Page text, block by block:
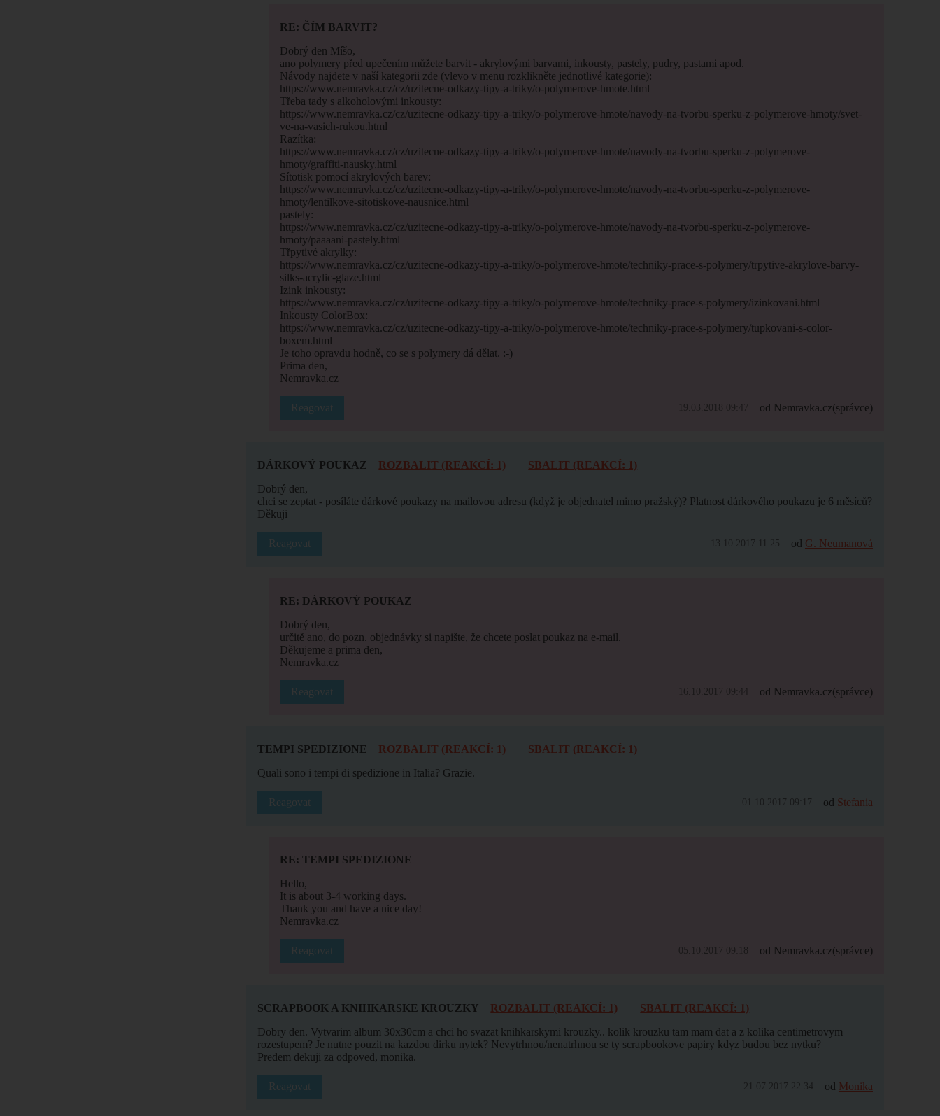
RE: ČÍM BARVIT?
Dobrý den Míšo,
ano polymery před upečením můžete barvit - akrylovými barvami, inkousty, pastely, pudry, pastami apod.
Návody najdete v naší kategorii zde (vlevo v menu rozklikněte jednotlivé kategorie):
https://www.nemravka.cz/cz/uzitecne-odkazy-tipy-a-triky/o-polymerove-hmote.html
Třeba tady s alkoholovými inkousty:
https://www.nemravka.cz/cz/uzitecne-odkazy-tipy-a-triky/o-polymerove-hmote/navody-na-tvorbu-sperku-z-polymerove-hmoty/svet-
ve-na-vasich-rukou.html
Razítka:
https://www.nemravka.cz/cz/uzitecne-odkazy-tipy-a-triky/o-polymerove-hmote/navody-na-tvorbu-sperku-z-polymerove-
hmoty/graffiti-nausky.html
Sítotisk pomocí akrylových barev:
https://www.nemravka.cz/cz/uzitecne-odkazy-tipy-a-triky/o-polymerove-hmote/navody-na-tvorbu-sperku-z-polymerove-
hmoty/lentilkove-sitotiskove-nausnice.html
pastely:
https://www.nemravka.cz/cz/uzitecne-odkazy-tipy-a-triky/o-polymerove-hmote/navody-na-tvorbu-sperku-z-polymerove-
hmoty/paaaani-pastely.html
Třpytivé akrylky:
https://www.nemravka.cz/cz/uzitecne-odkazy-tipy-a-triky/o-polymerove-hmote/techniky-prace-s-polymery/trpytive-akrylove-barvy-
silks-acrylic-glaze.html
Izink inkousty:
https://www.nemravka.cz/cz/uzitecne-odkazy-tipy-a-triky/o-polymerove-hmote/techniky-prace-s-polymery/izinkovani.html
Inkousty ColorBox:
https://www.nemravka.cz/cz/uzitecne-odkazy-tipy-a-triky/o-polymerove-hmote/techniky-prace-s-polymery/tupkovani-s-color-
boxem.html
Je toho opravdu hodně, co se s polymery dá dělat. :-)
Prima den,
Nemravka.cz
Reagovat 19.03.2018 09:47 od Nemravka.cz(správce)
DÁRKOVÝ POUKAZ ROZBALIT (REAKCÍ: 1)
SBALIT (REAKCÍ: 1)
Dobrý den,
chci se zeptat - posíláte dárkové poukazy na mailovou adresu (když je objednatel mimo pražský)? Platnost dárkového poukazu je 6 měsíců?
Děkuji
Reagovat 13.10.2017 11:25 od G. Neumanová
RE: DÁRKOVÝ POUKAZ
Dobrý den,
určitě ano, do pozn. objednávky si napište, že chcete poslat poukaz na e-mail.
Děkujeme a prima den,
Nemravka.cz
Reagovat 16.10.2017 09:44 od Nemravka.cz(správce)
TEMPI SPEDIZIONE ROZBALIT (REAKCÍ: 1)
SBALIT (REAKCÍ: 1)
Quali sono i tempi di spedizione in Italia? Grazie.
Reagovat 01.10.2017 09:17 od Stefania
RE: TEMPI SPEDIZIONE
Hello,
It is about 3-4 working days.
Thank you and have a nice day!
Nemravka.cz
Reagovat 05.10.2017 09:18 od Nemravka.cz(správce)
SCRAPBOOK A KNIHKARSKE KROUZKY ROZBALIT (REAKCÍ: 1)
SBALIT (REAKCÍ: 1)
Dobry den. Vytvarim album 30x30cm a chci ho svazat knihkarskymi krouzky.. kolik krouzku tam mam dat a z kolika centimetrovym
rozestupem? Je nutne pouzit na kazdou dirku nytek? Nevytrhnou/nenatrhnou se ty scrapbookove papiry kdyz budou bez nytku?
Predem dekuji za odpoved, monika.
Reagovat 21.07.2017 22:34 od Monika